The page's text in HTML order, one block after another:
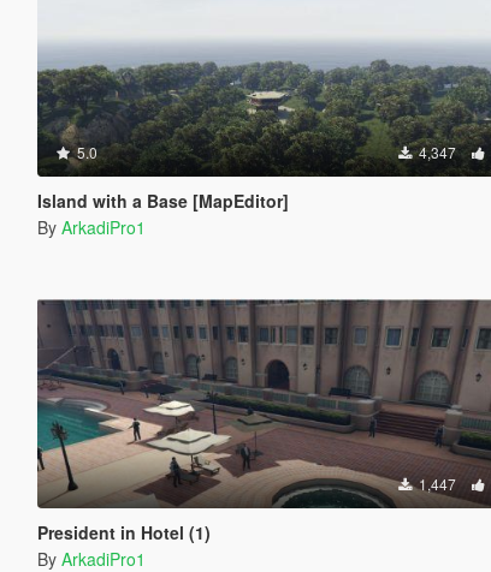
5.0 4,347
Island with a Base [MapEditor]
By ArkadiPro1
1,447
President in Hotel (1)
By ArkadiPro1